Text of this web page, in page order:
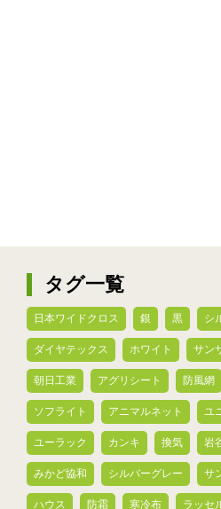
タグ一覧
日本ワイドクロス 銀 黒 シ
ダイヤテックス ホワイト サン
朝日工業 アグリシート 防風網
ソフライト アニマルネット ユ
ユーラック カンキ 換気 岩
みかど協和 シルバーグレー サ
ハウス 防霜 寒冷布 ラッセ